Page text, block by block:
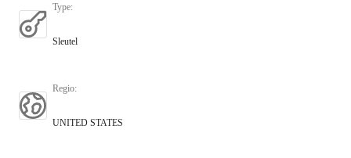
Type:
Sleutel
Regio:
UNITED STATES